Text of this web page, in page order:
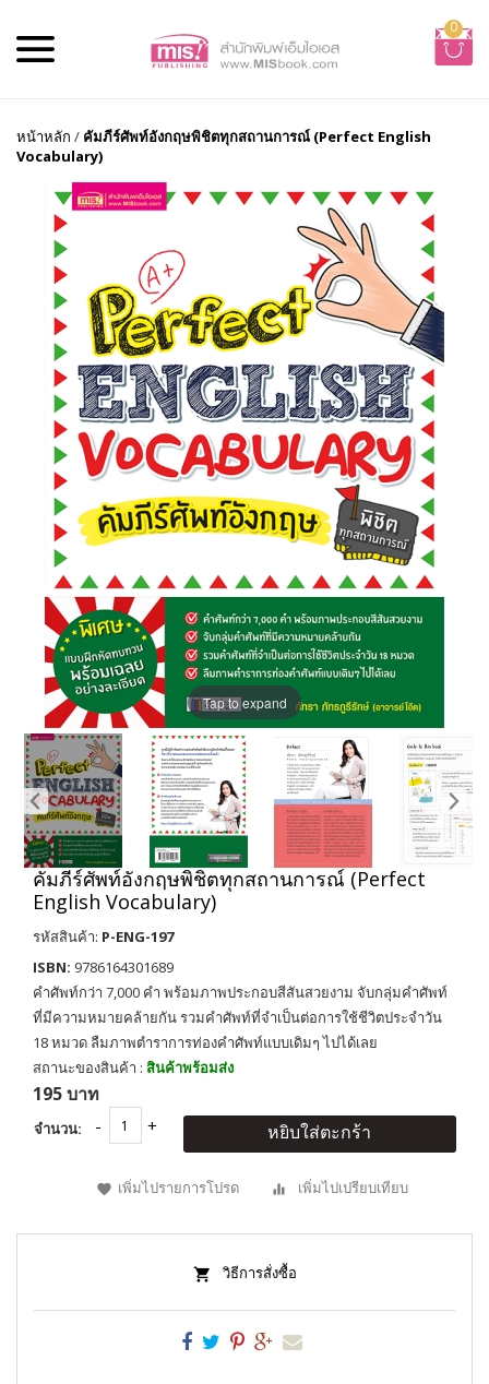
0
หน้าหลัก / คัมภีร์ศัพท์อังกฤษพิชิตทุกสถานการณ์ (Perfect English
Vocabulary)
Tap to expand
คัมภีร์ศัพท์อังกฤษพิชิตทุกสถานการณ์ (Perfect
English Vocabulary)
รหัสสินค้า: P-ENG-197
ISBN: 9786164301689
คำศัพท์กว่า 7,000 คำ พร้อมภาพประกอบสีสันสวยงาม จับกลุ่มคำศัพท์
ที่มีความหมายคล้ายกัน รวมคำศัพท์ที่จำเป็นต่อการใช้ชีวิตประจำวัน
18 หมวด ลืมภาพตำราการท่องคำศัพท์แบบเดิมๆ ไปได้เลย
สถานะของสินค้า : สินค้าพร้อมส่ง
195 บาท
จำนวน: หยิบใส่ตะกร้า
เพิ่มไปรายการโปรด เพิ่มไปเปรียบเทียบ
วิธีการสั่งซื้อ